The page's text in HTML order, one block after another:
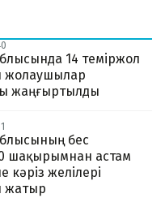
14 теміржол
жолаушылар
жаңғыртылды
бес
шақырымнан астам
кәріз желілері
жатыр